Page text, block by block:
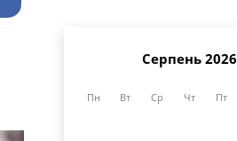
Серпень 2026
Пн Вт Ср Чт Пт